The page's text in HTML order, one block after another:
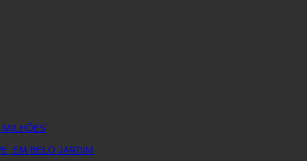
MILHÕES
EM BELO JARDIM